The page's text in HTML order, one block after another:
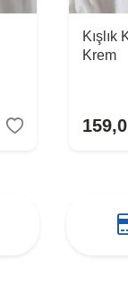
Kışlık
Krem